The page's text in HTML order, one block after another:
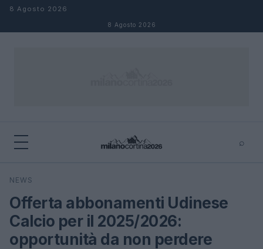
Salta al contenuto
8 Agosto 2026
8 Agosto 2026
⌕
Cerca
NEWS
Offerta abbonamenti Udinese
Calcio per il 2025/2026:
opportunità da non perdere